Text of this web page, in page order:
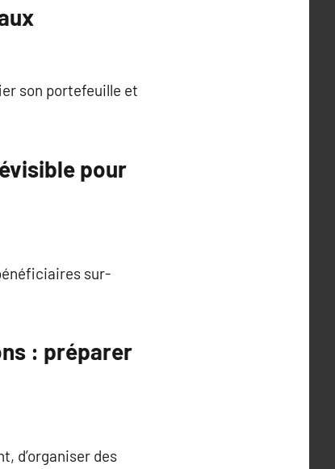
son portefeuille et
pour
sur-
: préparer
d’organiser des